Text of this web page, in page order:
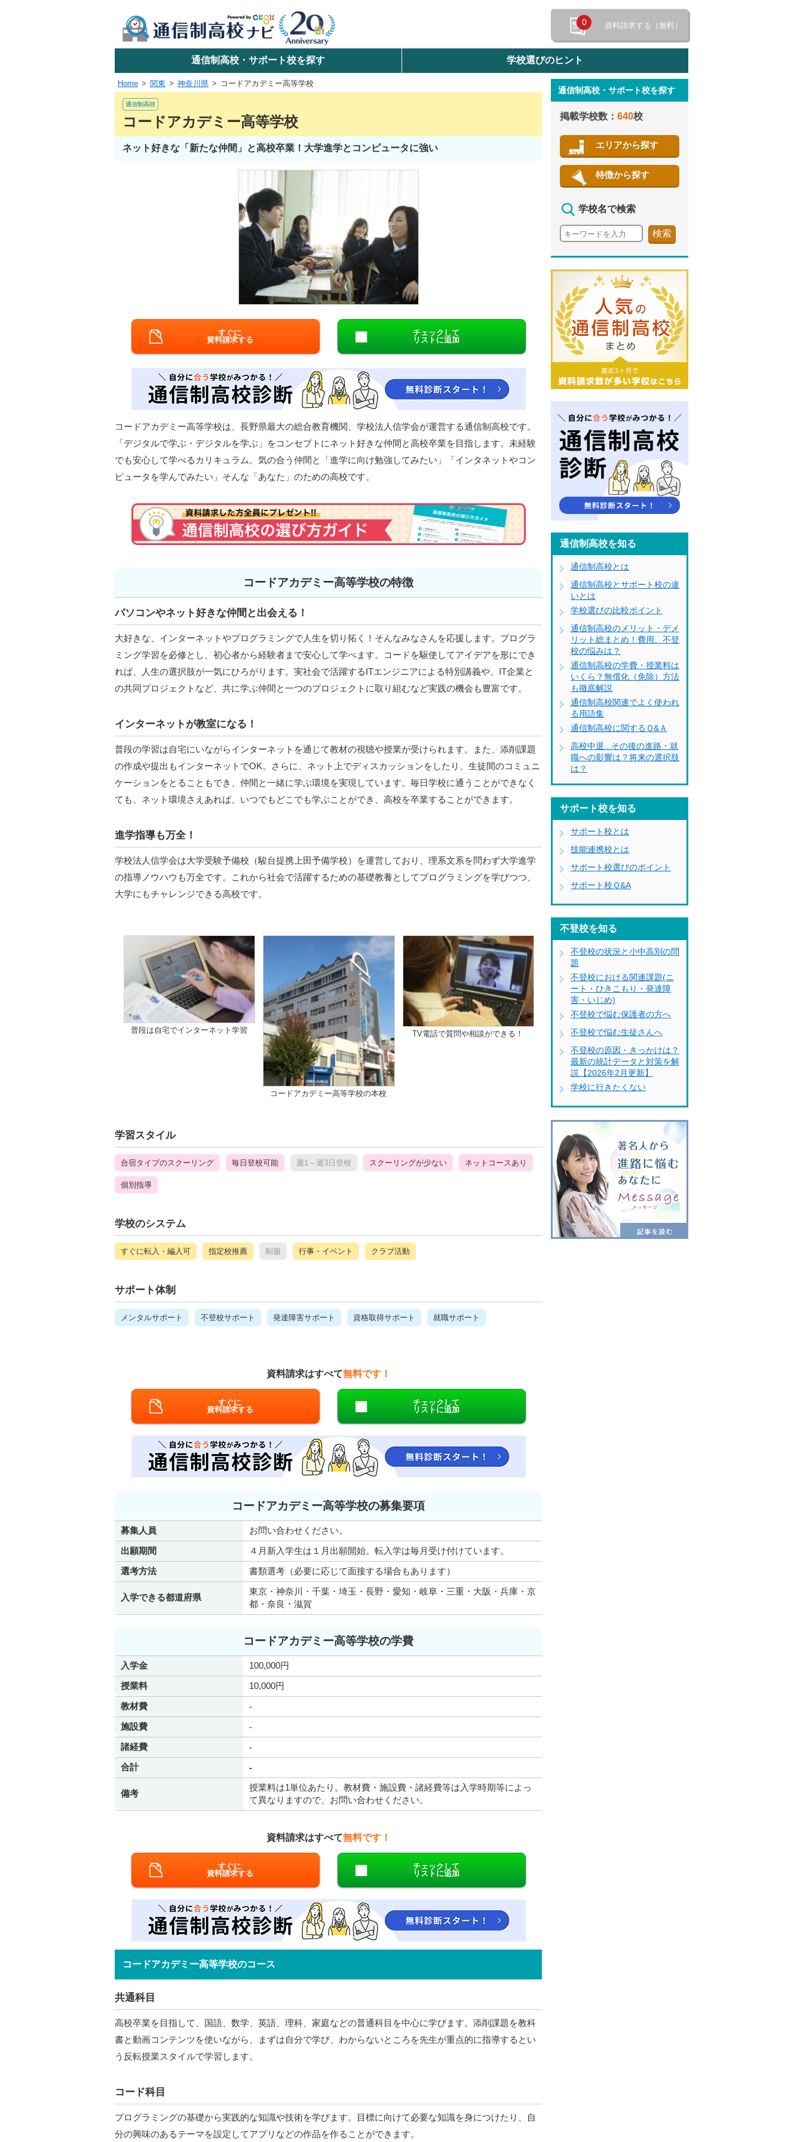
0 資料請求する（無料）
学校名で探す
検索
北海道・東北
中国
九州・沖縄
閉じる
通信制高校・サポート校を探す 学校選びのヒント
Home 関東 神奈川県 コードアカデミー高等学校
通信制高校
コードアカデミー高等学校
ネット好きな「新たな仲間」と高校卒業！大学進学とコンピュータに強い
すぐに
資料請求する
チェックして
リストに追加
コードアカデミー高等学校は、長野県最大の総合教育機関、学校法人信学会が運営する通信制高校です。
「デジタルで学ぶ・デジタルを学ぶ」をコンセプトにネット好きな仲間と高校卒業を目指します。未経験
でも安心して学べるカリキュラム。気の合う仲間と「進学に向け勉強してみたい」「インタネットやコン
ピュータを学んでみたい」そんな「あなた」のための高校です。
コードアカデミー高等学校の特徴
パソコンやネット好きな仲間と出会える！
大好きな、インターネットやプログラミングで人生を切り拓く！そんなみなさんを応援します。プログラ
ミング学習を必修とし、初心者から経験者まで安心して学べます。コードを駆使してアイデアを形にでき
れば、人生の選択肢が一気にひろがります。実社会で活躍するITエンジニアによる特別講義や、IT企業と
の共同プロジェクトなど、共に学ぶ仲間と一つのプロジェクトに取り組むなど実践の機会も豊富です。
インターネットが教室になる！
普段の学習は自宅にいながらインターネットを通じて教材の視聴や授業が受けられます。また、添削課題
の作成や提出もインターネットでOK。さらに、ネット上でディスカッションをしたり、生徒間のコミュニ
ケーションをとることもでき、仲間と一緒に学ぶ環境を実現しています。毎日学校に通うことができなく
ても、ネット環境さえあれば、いつでもどこでも学ぶことができ、高校を卒業することができます。
進学指導も万全！
学校法人信学会は大学受験予備校（駿台提携上田予備学校）を運営しており、理系文系を問わず大学進学
の指導ノウハウも万全です。これから社会で活躍するための基礎教養としてプログラミングを学びつつ、
大学にもチャレンジできる高校です。
普段は自宅でインターネット学習
コードアカデミー高等学校の本校
TV電話で質問や相談ができる！
学習スタイル
合宿タイプのスクーリング 毎日登校可能 週1～週3日登校 スクーリングが少ない ネットコースあり
個別指導
学校のシステム
すぐに転入・編入可 指定校推薦 制服 行事・イベント クラブ活動
サポート体制
メンタルサポート 不登校サポート 発達障害サポート 資格取得サポート 就職サポート
資料請求はすべて無料です！
すぐに
資料請求する
チェックして
リストに追加
コードアカデミー高等学校の募集要項
募集人員
お問い合わせください。
出願期間
４月新入学生は１月出願開始。転入学は毎月受け付けています。
選考方法
書類選考（必要に応じて面接する場合もあります）
入学できる都道府県
東京・神奈川・千葉・埼玉・長野・愛知・岐阜・三重・大阪・兵庫・京
都・奈良・滋賀
コードアカデミー高等学校の学費
入学金
100,000円
授業料
10,000円
教材費
-
施設費
-
諸経費
-
合計
-
備考
授業料は1単位あたり。教材費・施設費・諸経費等は入学時期等によっ
て異なりますので、お問い合わせください。
資料請求はすべて無料です！
すぐに
資料請求する
チェックして
リストに追加
コードアカデミー高等学校のコース
共通科目
高校卒業を目指して、国語、数学、英語、理科、家庭などの普通科目を中心に学びます。添削課題を教科
書と動画コンテンツを使いながら、まずは自分で学び、わからないところを先生が重点的に指導するとい
う反転授業スタイルで学習します。
コード科目
プログラミングの基礎から実践的な知識や技術を学びます。目標に向けて必要な知識を身につけたり、自
分の興味のあるテーマを設定してアプリなどの作品を作ることができます。
通信制高校・サポート校を探す
掲載学校数： 640校
エリアから探す
特徴から探す
学校名で検索
通信制高校を知る
通信制高校とは
通信制高校とサポート校の違
いとは
学校選びの比較ポイント
通信制高校のメリット・デメ
リット総まとめ！費用、不登
校の悩みは？
通信制高校の学費・授業料は
いくら？無償化（免除）方法
も徹底解説
通信制高校関連でよく使われ
る用語集
通信制高校に関するＱ&Ａ
高校中退...その後の進路・就
職への影響は？将来の選択肢
は？
サポート校を知る
サポート校とは
技能連携校とは
サポート校選びのポイント
サポート校Ｑ&A
不登校を知る
不登校の状況と小中高別の問
題
不登校における関連課題(ニ
ート・ひきこもり・発達障
害・いじめ)
不登校で悩む保護者の方へ
不登校で悩む生徒さんへ
不登校の原因・きっかけは？
最新の統計データと対策を解
説【2026年2月更新】
学校に行きたくない